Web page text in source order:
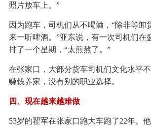
照片放车上。”
因为跑车，司机们从不喝酒，“除非等卸
来一听啤酒。”亚东说，有一次司机们在
排了一个星期，“太煎熬了。”
在张家口，大部分货车司机们文化水平
赚钱养家，没有别的职业选择。
四、现在越来越难做
53岁的翟军在张家口跑大车跑了22年。